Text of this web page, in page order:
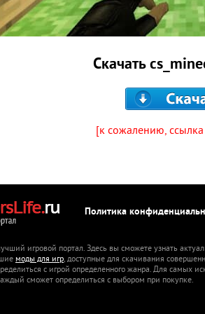
Скачать
[к сожалению,
Политика
игровой портал. Здесь вы сможете узнать
моды для игр, доступные для скачивания
с игрой определенного жанра. Для самых
сможет определиться с выбором при покупке.